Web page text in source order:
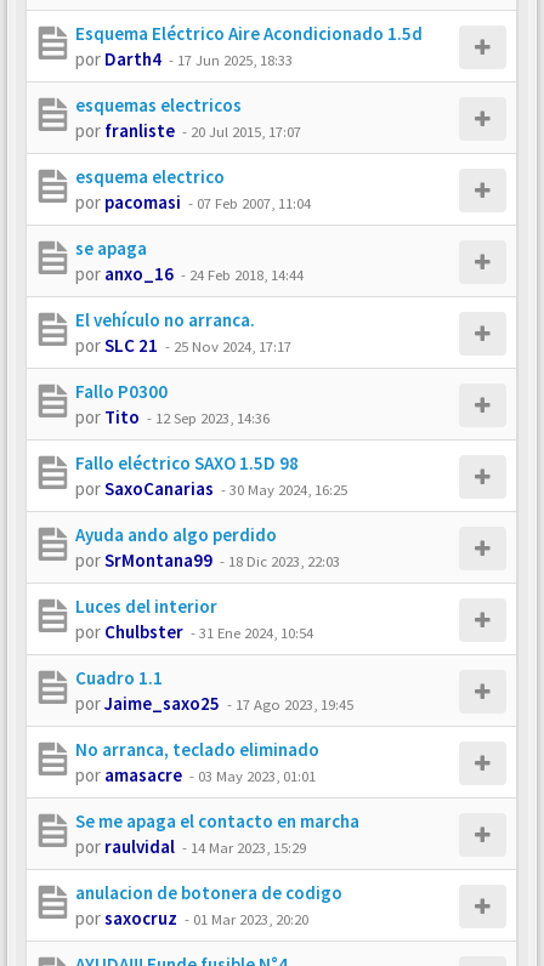
Esquema Eléctrico Aire Acondicionado 1.5d
por Darth4 - 17 Jun 2025, 18:33
esquemas electricos
por franliste - 20 Jul 2015, 17:07
esquema electrico
por pacomasi - 07 Feb 2007, 11:04
se apaga
por anxo_16 - 24 Feb 2018, 14:44
El vehículo no arranca.
porSLC 21 - 25 Nov 2024, 17:17
Fallo P0300
por Tito - 12 Sep 2023, 14:36
Fallo eléctrico SAXO 1.5D 98
porSaxoCanarias -30 May 2024, 16:25
Ayuda ando algo perdido
porSrMontana99 - 18 Dic 2023, 22:03
Luces del interior
por Chulbster -31 Ene 2024, 10:54
Cuadro 1.1
porJaime_saxo25 - 17 Ago 2023, 19:45
No arranca, teclado eliminado
por amasacre - 03 May 2023, 01:01
Se me apaga el contacto en marcha
por raulvidal - 14 Mar 2023, 15:29
anulacion de botonera de codigo
porsaxocruz - 01 Mar 2023, 20:20